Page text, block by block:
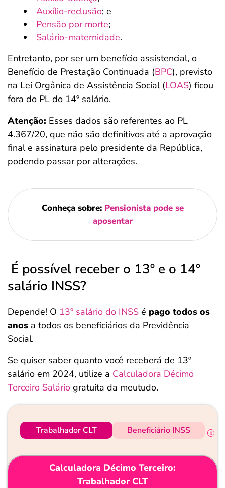
Auxílio-reclusão; e
Pensão por morte;
Salário-maternidade.
Entretanto, por ser um benefício assistencial, o
Benefício de Prestação Continuada (BPC), previsto
na Lei Orgânica de Assistência Social (LOAS) ficou
fora do PL do 14º salário.
Atenção: Esses dados são referentes ao PL
4.367/20, que não são definitivos até a aprovação
final e assinatura pelo presidente da República,
podendo passar por alterações.
Conheça sobre: Pensionista pode se
aposentar
É possível receber o 13º e o 14º
salário INSS?
Depende! O 13º salário do INSS é pago todos os
anos a todos os beneficiários da Previdência
Social.
Se quiser saber quanto você receberá de 13º
salário em 2024, utilize a Calculadora Décimo
Terceiro Salário gratuita da meutudo.
Trabalhador CLT Beneficiário INSS
Calculadora Décimo Terceiro:
Trabalhador CLT